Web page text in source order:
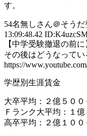
す。
54名無しさん＠そうだ
13:09:48.42
【中学受験撤退の前
その後はどうなってい
https://
学歴別生涯賃金
大卒平均：２億５００
Ｆランク大平均：１
高卒平均：２億１００